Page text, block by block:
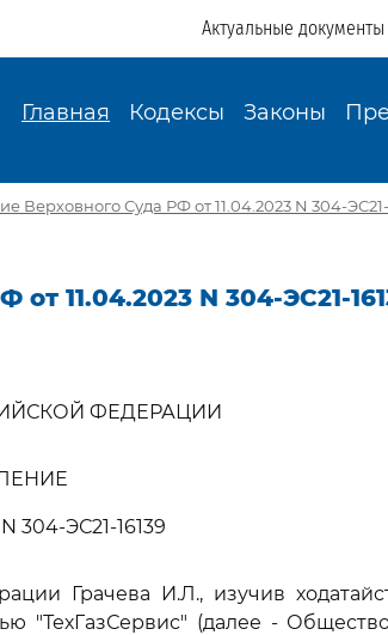
Актуальные
Главная Кодексы Законы
Верховного Суда РФ от 11.04.2023 N 304-ЭС21-
11.04.2023 N 304-ЭС21-
ФЕДЕРАЦИИ
304-ЭС21-16139
Грачева И.Л., изучив
"ТехГазСервис" (далее -